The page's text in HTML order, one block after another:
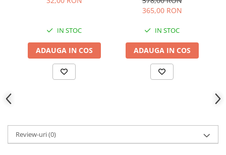
IN STOC
ADAUGA IN COS
365,00 RON
IN STOC
ADAUGA IN COS
Review-uri(0)